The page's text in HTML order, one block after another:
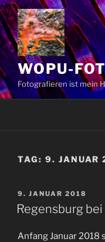
Zum
Inhalt
springen
WOPU-
Fotografieren ist mein
TAG: 9. JANUAR
VERÖFFENTLICHT
AM
9. JANUAR 2018
Regensburg
Anfang Januar 2018